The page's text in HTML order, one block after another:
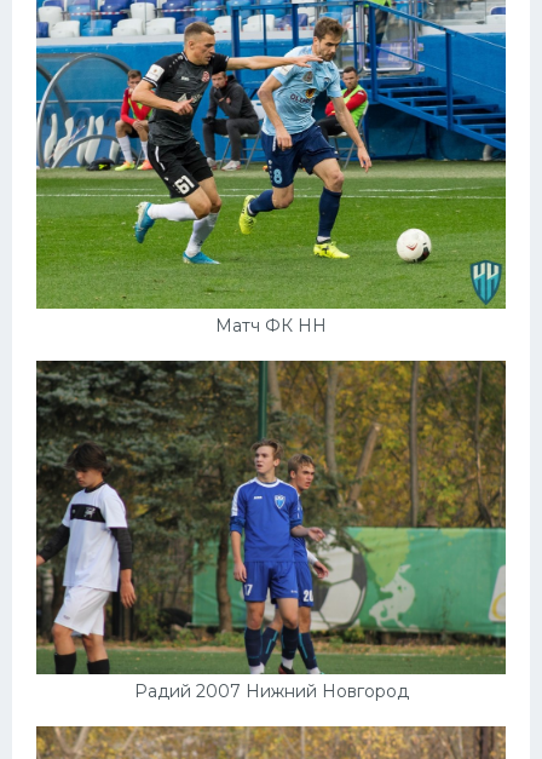
Матч ФК НН
Радий 2007 Нижний Новгород